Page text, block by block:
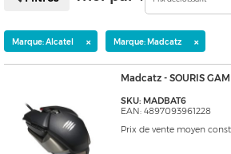
Marque: Alcatel × Marque: Madcatz ×
Madcatz - SOURIS
SKU: MADBAT6
EAN: 4897093961228
Prix de vente moyen